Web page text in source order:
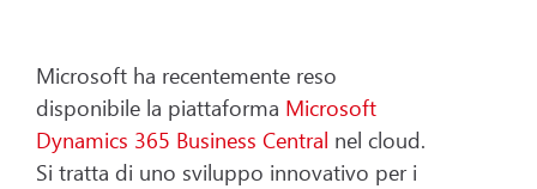
Microsoft ha recentemente reso
disponibile la piattaforma Microsoft
Dynamics 365 Business Central nel cloud.
Si tratta di uno sviluppo innovativo per i